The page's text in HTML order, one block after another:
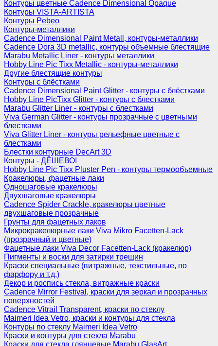
Контуры цветные Cadence Dimensional Opaque
Контуры VISTA-ARTISTA
Контуры Pebeo
Контуры-металлики
Cadence Dimensional Paint Metall, контуры-металлики
Cadence Dora 3D metallic, контуры объемные блестящие
Marabu Metallic Liner - контуры металлики
Hobby Line Pic Tixx Metallic - контуры-металлики
Другие блестящие контуры
Контуры с блёстками
Cadence Dimensional Paint Glitter - контуры с блёстками
Hobby Line PicTixx Glitter - контуры с блестками
Marabu Glitter Liner - контуры с блестками
Viva German Glitter - контуры прозрачные с цветными
блестками
Viva Glitter Liner - контуры рельефные цветные с
блестками
Блестки контурные DecArt 3D
Контуры - ДЁШЕВО!
Hobby Line Pic Tixx Pluster Pen - контуры термообъемные
Кракелюры, фацетные лаки
Одношаговые кракелюры
Двухшаговые кракелюры
Cadence Spider Crackle, кракелюры цветные
двухшаговые прозрачные
Грунты для фацетных лаков
Микрокракелюрные лаки Viva Mikro Facetten-Lack
(прозрачный и цветные)
Фацетные лаки Viva Decor Facetten-Lack (кракелюр)
Пигменты и воски для затирки трещин
Краски специальные (витражные, текстильные, по
фарфору и т.д.)
Декор и роспись стекла, витражные краски
Cadence Mirror Festival, краски для зеркал и прозрачных
поверхностей
Cadence Vitrail Transparent, краски по стеклу
Maimeri Idea Vetro, краски и контуры для стекла
Контуры по стеклу Maimeri Idea Vetro
Краски и контуры для стекла Marabu
Краски для стекла глянцевые Marabu GlasArt